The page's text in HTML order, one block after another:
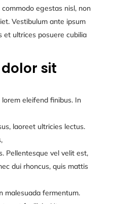
egestas nisl, non
Vestibulum ante ipsum
et ultrices posuere cubilia
sit
eleifend finibus. In
laoreet ultricies lectus.
Pellentesque vel velit est,
dui rhoncus, quis mattis
malesuada fermentum.